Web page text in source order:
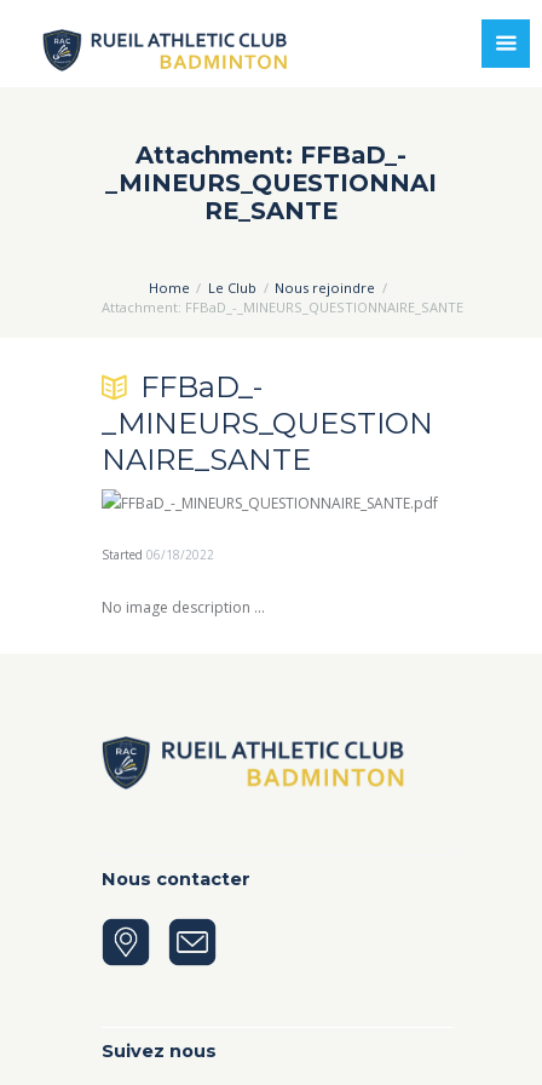
Attachment: FFBaD_-
_MINEURS_QUESTIONNAI
RE_SANTE
Home Le Club
Nous rejoindre
Attachment: FFBaD_-_MINEURS_QUESTIONNAIRE_SANTE
FFBaD_-
_MINEURS_QUESTION
NAIRE_SANTE
Started 06/18/2022
No image description ...
Nous contacter
Suivez nous